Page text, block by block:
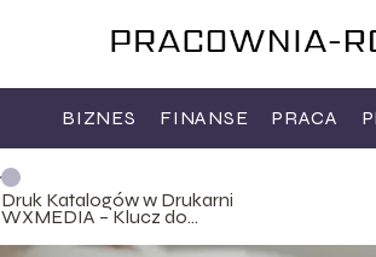
BIZNES FINANSE PRACA
Druk Katalogów w Drukarni
WXMEDIA – Klucz do